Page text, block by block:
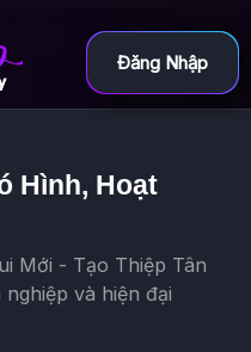
Đăng Nhập
Hình, Hoạt
Mới - Tạo Thiệp Tân
và hiện đại